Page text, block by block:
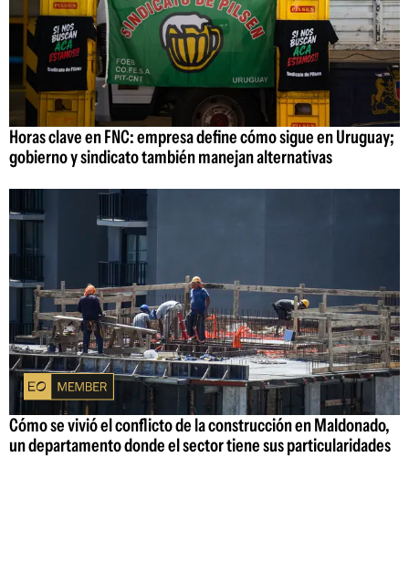
Horas clave en FNC: empresa define cómo sigue en Uruguay;
gobierno y sindicato también manejan alternativas
Cómo se vivió el conflicto de la construcción en Maldonado,
un departamento donde el sector tiene sus particularidades